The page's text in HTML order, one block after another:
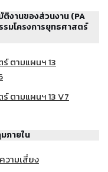
งานของส่วนงาน (PA
รมโครงการยุทธศาสตร์
ตามแผนฯ 13
ตามแผนฯ 13 V7
ภายใน
วามเสี่ยง